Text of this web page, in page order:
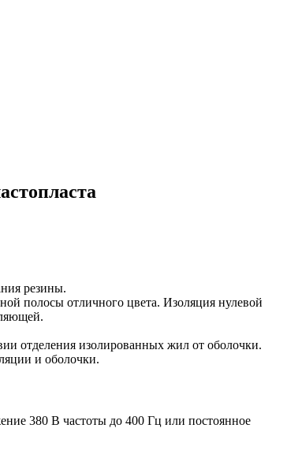
резины.
полосы отличного цвета. Изоляция нулевой
отделения изолированных жил от оболочки.
и оболочки.
380 В частоты до 400 Гц или постоянное